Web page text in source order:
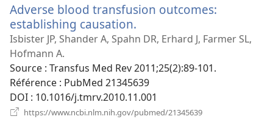
fenêtre)
Adverse blood transfusion outcomes:
establishing causation.
une
fenêtre)
Isbister JP, Shander A, Spahn DR, Erhard J, Farmer SL,
Hofmann A.
Source ‎: Transfus Med Rev 2011;25(2):89-101.
Référence ‎: PubMed 21345639
DOI ‎: 10.1016/j.tmrv.2010.11.001
https://www.ncbi.nlm.nih.gov/pubmed/21345639